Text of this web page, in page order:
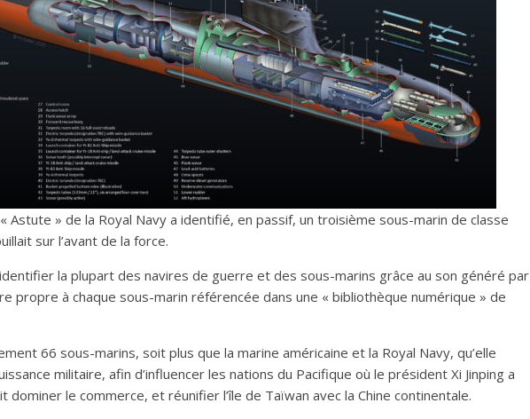
Astute » de la Royal Navy a identifié, en passif, un troisième sous-marin de classe
sur l’avant de la force.
la plupart des navires de guerre et des sous-marins grâce au son généré par
propre à chaque sous-marin référencée dans une « bibliothèque numérique » de
66 sous-marins, soit plus que la marine américaine et la Royal Navy, qu’elle
militaire, afin d’influencer les nations du Pacifique où le président Xi Jinping a
dominer le commerce, et réunifier l’île de Taïwan avec la Chine continentale.